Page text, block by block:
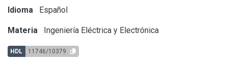
Idioma Español
Materia Ingeniería Eléctrica y Electrónica
HDL 11746/10379